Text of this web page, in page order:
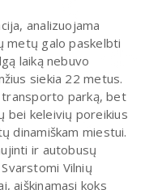
analizuojama
metų galo paskelbti
laiką nebuvo
siekia 22 metus.
parką, bet
bei keleivių poreikius
dinamiškam miestui.
ir autobusų
Vilnių
aiškinamasi koks